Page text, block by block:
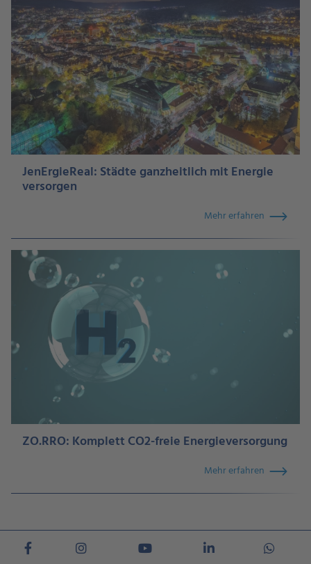
JenErgieReal: Städte ganzheitlich mit Energie
versorgen
Mehr erfahren
ZO.RRO: Komplett CO2-freie Energieversorgung
Mehr erfahren